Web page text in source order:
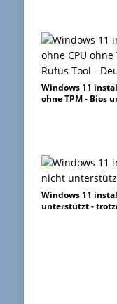
Windows 11
ohne TPM - Bios
Windows 11
unterstützt -